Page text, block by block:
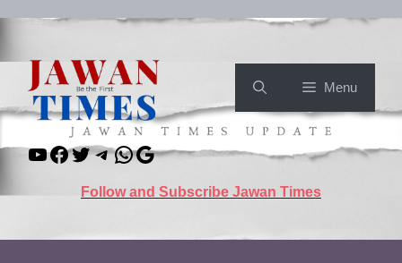
content
Menu
YouTube
Facebook
TwitterTelegram
WhatsApp
Google
Follow and Subscribe Jawan Times